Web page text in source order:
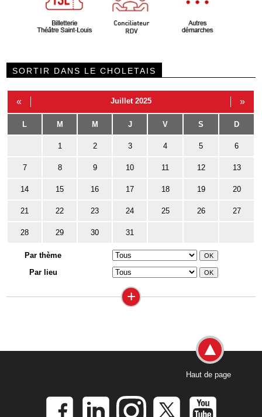
SORTIR DANS LE CHOLETAIS
« Juillet 2025 »
L M M J V S D
1 2 3 4 5 6
7 8 9 10 11 12 13
14 15 16 17 18 19 20
21 22 23 24 25 26 27
28 29 30 31
Par thème
Par lieu
+
Haut de page